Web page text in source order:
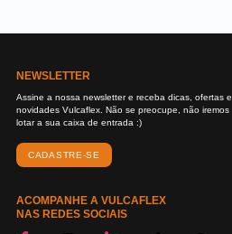
NEWSLETTER
Assine a nossa newsletter e receba dicas, ofertas e
novidades Vulcaflex. Não se preocupe, não iremos
lotar a sua caixa de entrada :)
CADASTRE-SE
ACOMPANHE A VULCAFLEX
NAS REDES SOCIAIS